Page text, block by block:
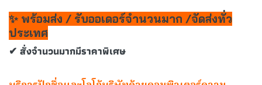
✨ พร้อมส่ง / รับออเดอร์จำนวนมาก /จัดส่งทั่ว
ประเทศ
✔ สั่งจำนวนมากมีราคาพิเศษ